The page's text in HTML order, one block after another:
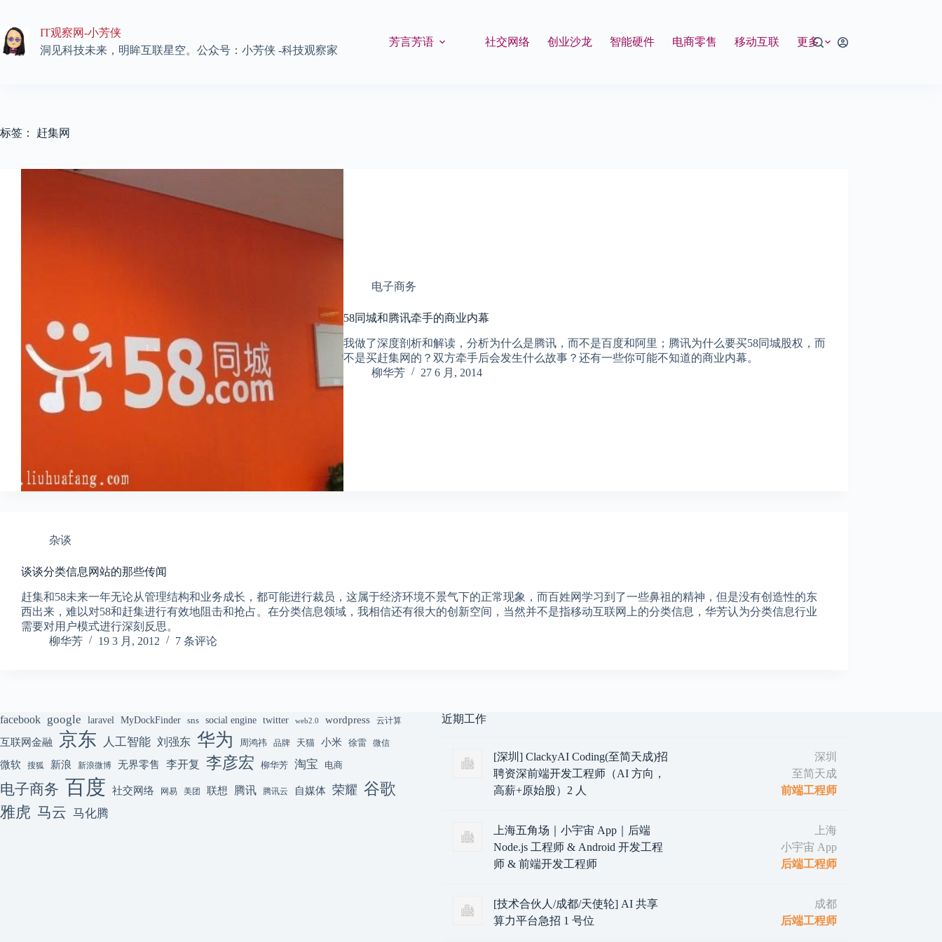
内
容
IT观察网-小芳侠
洞见科技未来，明眸互联星空。公众号：小芳侠 -科技观察家
芳言芳语 社交网络 创业沙龙 智能硬件 电商零售 移动互联 更多
标签： 赶集网
电子商务
58同城和腾讯牵手的商业内幕
我做了深度剖析和解读，分析为什么是腾讯，而不是百度和阿里；腾讯为什么要买58同城股权，而
不是买赶集网的？双方牵手后会发生什么故事？还有一些你可能不知道的商业内幕。
柳华芳
27 6 月, 2014
杂谈
谈谈分类信息网站的那些传闻
赶集和58未来一年无论从管理结构和业务成长，都可能进行裁员，这属于经济环境不景气下的正常现象，而百姓网学习到了一些鼻祖的精神，但是没有创造性的东
西出来，难以对58和赶集进行有效地阻击和抢占。在分类信息领域，我相信还有很大的创新空间，当然并不是指移动互联网上的分类信息，华芳认为分类信息行业
需要对用户模式进行深刻反思。
柳华芳
19 3 月, 2012 7 条评论
facebook google laravel MyDockFinder sns social engine twitter web2.0 wordpress 云计算
互联网金融 京东 人工智能 刘强东 华为 周鸿祎 品牌 天猫 小米 徐雷 微信
微软 搜狐 新浪 新浪微博 无界零售 李开复 李彦宏 柳华芳 淘宝 电商
电子商务 百度 社交网络 网易 美团 联想 腾讯 腾讯云 自媒体 荣耀 谷歌
雅虎 马云 马化腾
近期工作
[深圳] ClackyAI Coding(至简天成)招
聘资深前端开发工程师（AI 方向，
高薪+原始股）2 人
深圳
至简天成
前端工程师
上海五角场｜小宇宙 App｜后端
Node.js 工程师 & Android 开发工程
师 & 前端开发工程师
上海
小宇宙 App
后端工程师
[技术合伙人/成都/天使轮] AI 共享
算力平台急招 1 号位
成都
后端工程师